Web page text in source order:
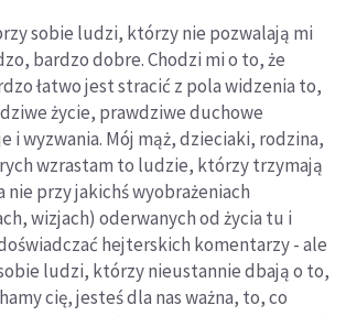
sobie ludzi, którzy nie pozwalają mi
bardzo dobre. Chodzi mi o to, że
łatwo jest stracić z pola widzenia to,
życie, prawdziwe duchowe
i wyzwania. Mój mąż, dzieciaki, rodzina,
wzrastam to ludzie, którzy trzymają
nie przy jakichś wyobrażeniach
wizjach) oderwanych od życia tu i
hejterskich komentarzy - ale
ludzi, którzy nieustannie dbają o to,
cię, jesteś dla nas ważna, to, co